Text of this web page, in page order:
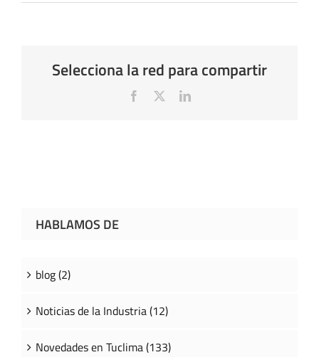
Selecciona la red para compartir
Facebook LinkedIn
HABLAMOS DE
blog (2)
Noticias de la Industria (12)
Novedades en Tuclima (133)